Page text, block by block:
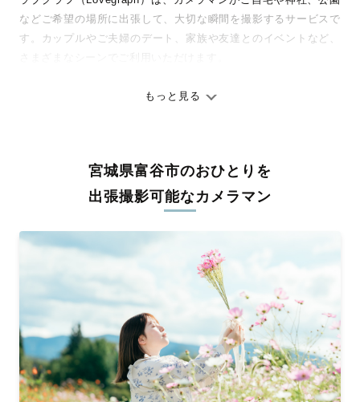
などご希望の場所に出張して、大切な瞬間を撮影するサービスで
す。カップルやご夫婦のデート、家族や友達とのイベントなど、
ありのままの空気感を大切に、何十年経っても見返したくなるよ
料金は全国どこでも一律。わかりやすく安心の価格設定です。オ
リジナルの研修と厳正な審査に合格し、撮影技術やホスピタリテ
ィを身につけたプロのカメラマンが全国47都道府県に在籍してい
験をお届けします。
丁寧なレタッチで思い出を美しく仕上げます
撮影後は、独自の編集技術で写真の明るさや色合いを丁寧に調
整。自然な雰囲気を残しつつも、おしゃれで洗練された仕上がり
に。きっと「こんな写真を撮ってほしかった！」と思える一枚に
出会えます。まずは、ラブグラフの撮影事例をご覧ください。
もっと見る
宮城県富谷市のおひとりを
出張撮影可能なカメラマン